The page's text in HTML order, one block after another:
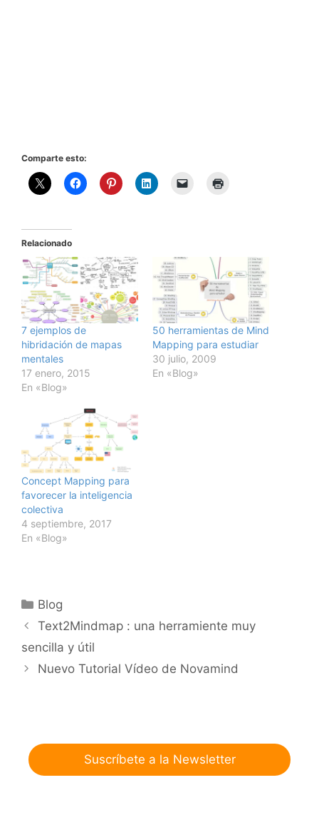
Comparte esto:
Relacionado
7 ejemplos de
hibridación de mapas
mentales
17 enero, 2015
En «Blog»
50 herramientas de Mind
Mapping para estudiar
30 julio, 2009
En «Blog»
Concept Mapping para
favorecer la inteligencia
colectiva
4 septiembre, 2017
En «Blog»
Categorías
Blog
Text2Mindmap : una herramiente muy
sencilla y útil
Nuevo Tutorial Vídeo de Novamind
Suscríbete a la Newsletter